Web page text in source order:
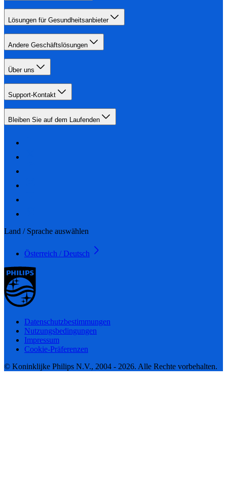
Lösungen für Gesundheitsanbieter
Andere Geschäftslösungen
Über uns
Support-Kontakt
Bleiben Sie auf dem Laufenden
Land / Sprache auswählen
Österreich / Deutsch
Datenschutzbestimmungen
Nutzungsbedingungen
Impressum
Cookie-Präferenzen
© Koninklijke Philips N.V., 2004 - 2026. Alle Rechte vorbehalten.